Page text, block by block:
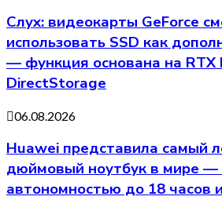
Слух: видеокарты GeForce
использовать SSD как
— функция основана на RTX
DirectStorage
06.08.2026
Huawei представила самый
дюймовый ноутбук в мире —
автономностью до 18 часов